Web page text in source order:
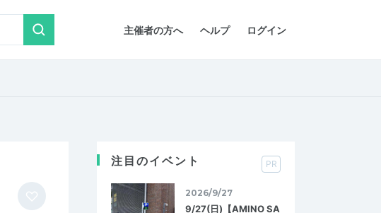
主催者の方へ ヘルプ ログイン
注目のイベント PR
2026/9/27
9/27(日)【AMINO SA